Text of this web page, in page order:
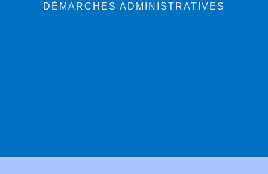
DÉMARCHES ADMINISTRATIVES